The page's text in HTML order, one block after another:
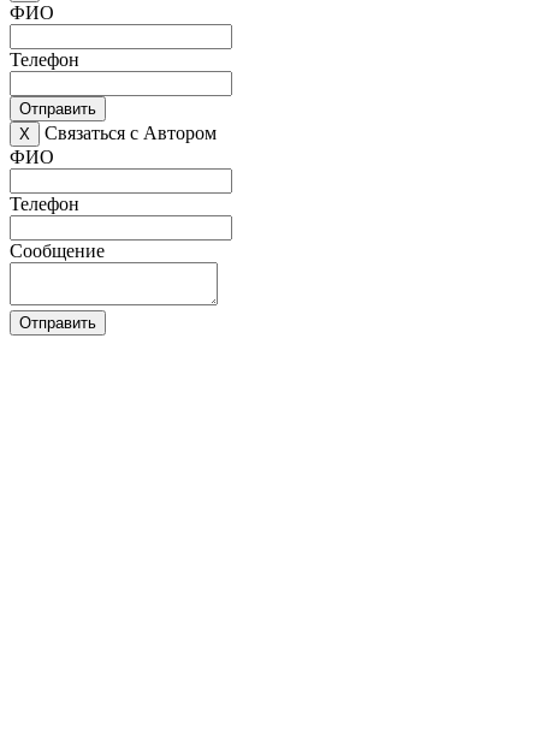
ФИО
Телефон
Отправить
X
Связаться с Автором
ФИО
Телефон
Сообщение
Отправить